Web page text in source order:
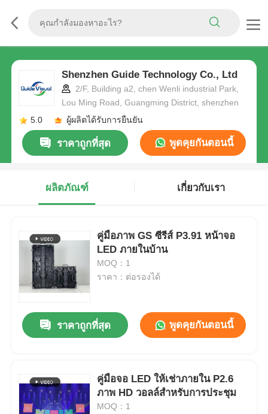
Shenzhen Guide Technology Co., Ltd
2/F, Building a2, chen Wenli industrial Park,
Lou Ming Road, Guangming District, shenzhen
5.0
ผู้ผลิตได้รับการยืนยัน
ราคาถูกที่สุด พูดคุยกันตอนนี้
ผลิตภัณฑ์ เกี่ยวกับเรา
คู่มือภาพ GS ซีรีส์ P3.91 หน้าจอ
LED ภายในบ้าน
MOQ：1
ราคา：ต่อรองได้
ราคาถูกที่สุด พูดคุยกันตอนนี้
คู่มือจอ LED ให้เช่าภายใน P2.6
ภาพ HD วอลล์สําหรับการประชุม
MOQ：1